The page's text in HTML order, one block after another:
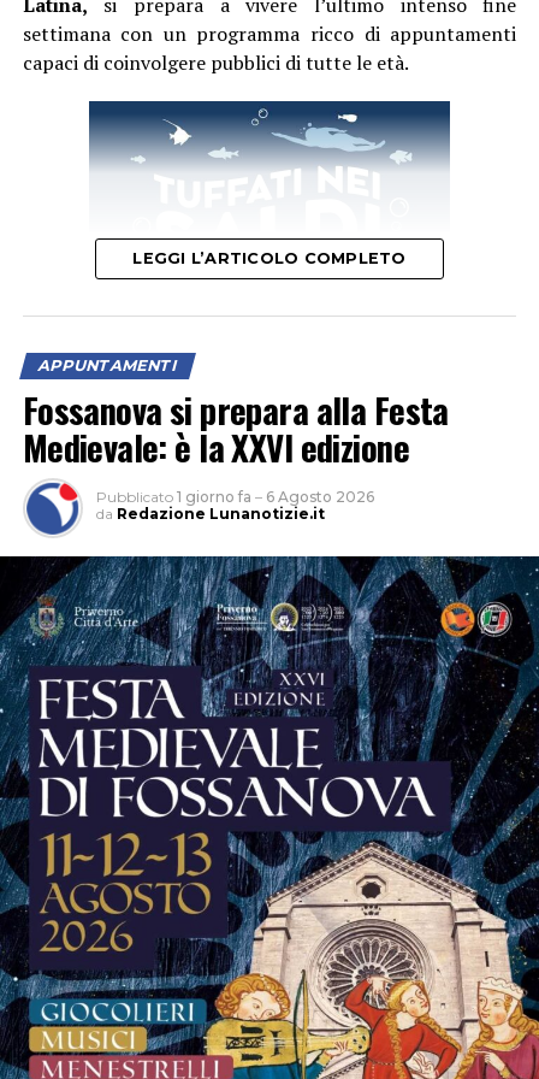
settimana con un programma ricco di appuntamenti
capaci di coinvolgere pubblici di tutte le età.
Il primo appuntamento del weekend è quello di domani,
sabato 8 agosto, quando la festa si aprirà con un
momento dedicato alla cultura. Protagonista sarà la
presentazione del libro“Percorsi incerti. Vite di madri
tra l’essere grembo e arciere”
Zanchetta, che dialogherà con l’avvocato Adele Morelli,
moderatrice dell’incontro. Un’occasione di confronto e
riflessione che arricchisce ulteriormente il programma
della manifestazione.
La musica continuerà poi ad essere protagonista sui tre
palchi della festa.
LEGGI L’ARTICOLO COMPLETO
APPUNTAMENTI
Fossanova si prepara alla Festa
Medievale: è la XXVI edizione
Pubblicato 1 giorno fa – 6 Agosto 2026
da Redazione Lunanotizie.it